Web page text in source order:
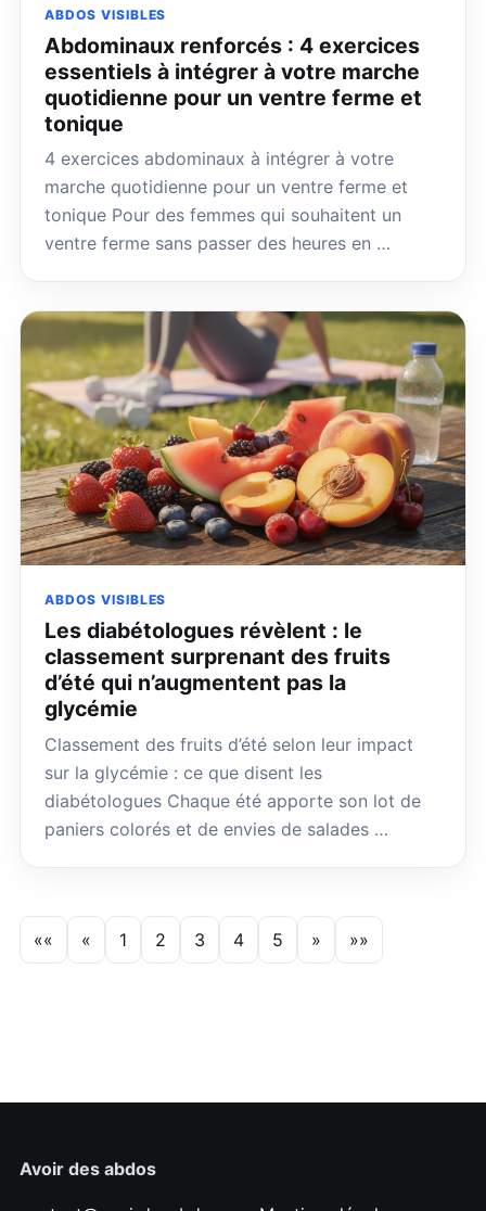
ABDOS VISIBLES
Abdominaux renforcés : 4 exercices
essentiels à intégrer à votre marche
quotidienne pour un ventre ferme et
tonique
4 exercices abdominaux à intégrer à votre
marche quotidienne pour un ventre ferme et
tonique Pour des femmes qui souhaitent un
ventre ferme sans passer des heures en …
ABDOS VISIBLES
Les diabétologues révèlent : le
classement surprenant des fruits
d’été qui n’augmentent pas la
glycémie
Classement des fruits d’été selon leur impact
sur la glycémie : ce que disent les
diabétologues Chaque été apporte son lot de
paniers colorés et de envies de salades …
«« « 1 2 3 4 5 » »»
Avoir des abdos